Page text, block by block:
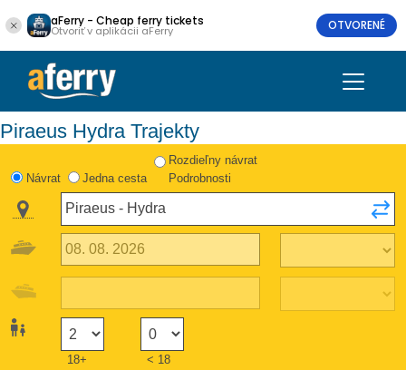
aFerry - Cheap ferry tickets
Otvoriť v aplikácii aFerry OTVORENÉ
Piraeus Hydra Trajekty
Návrat Jedna cesta
Rozdieľny návrat
Podrobnosti
18+ < 18